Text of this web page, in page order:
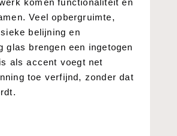
Veel opbergruimte,
belijning en
glas brengen een ingetogen
als accent voegt net
toe verfijnd, zonder dat